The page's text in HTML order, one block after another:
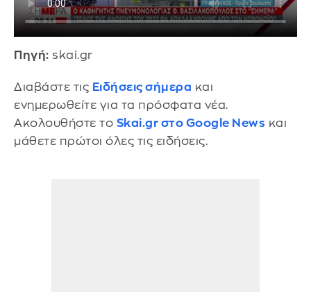
Πηγή: skai.gr
Διαβάστε τις Ειδήσεις σήμερα και
ενημερωθείτε για τα πρόσφατα νέα.
Ακολουθήστε το Skai.gr στο Google News και
μάθετε πρώτοι όλες τις ειδήσεις.